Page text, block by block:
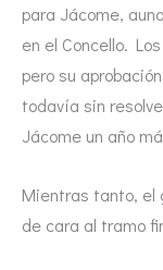
para Jácome,
en el Concello.
pero su
todavía sin
Jácome un año
Mientras tanto, el
de cara al tramo